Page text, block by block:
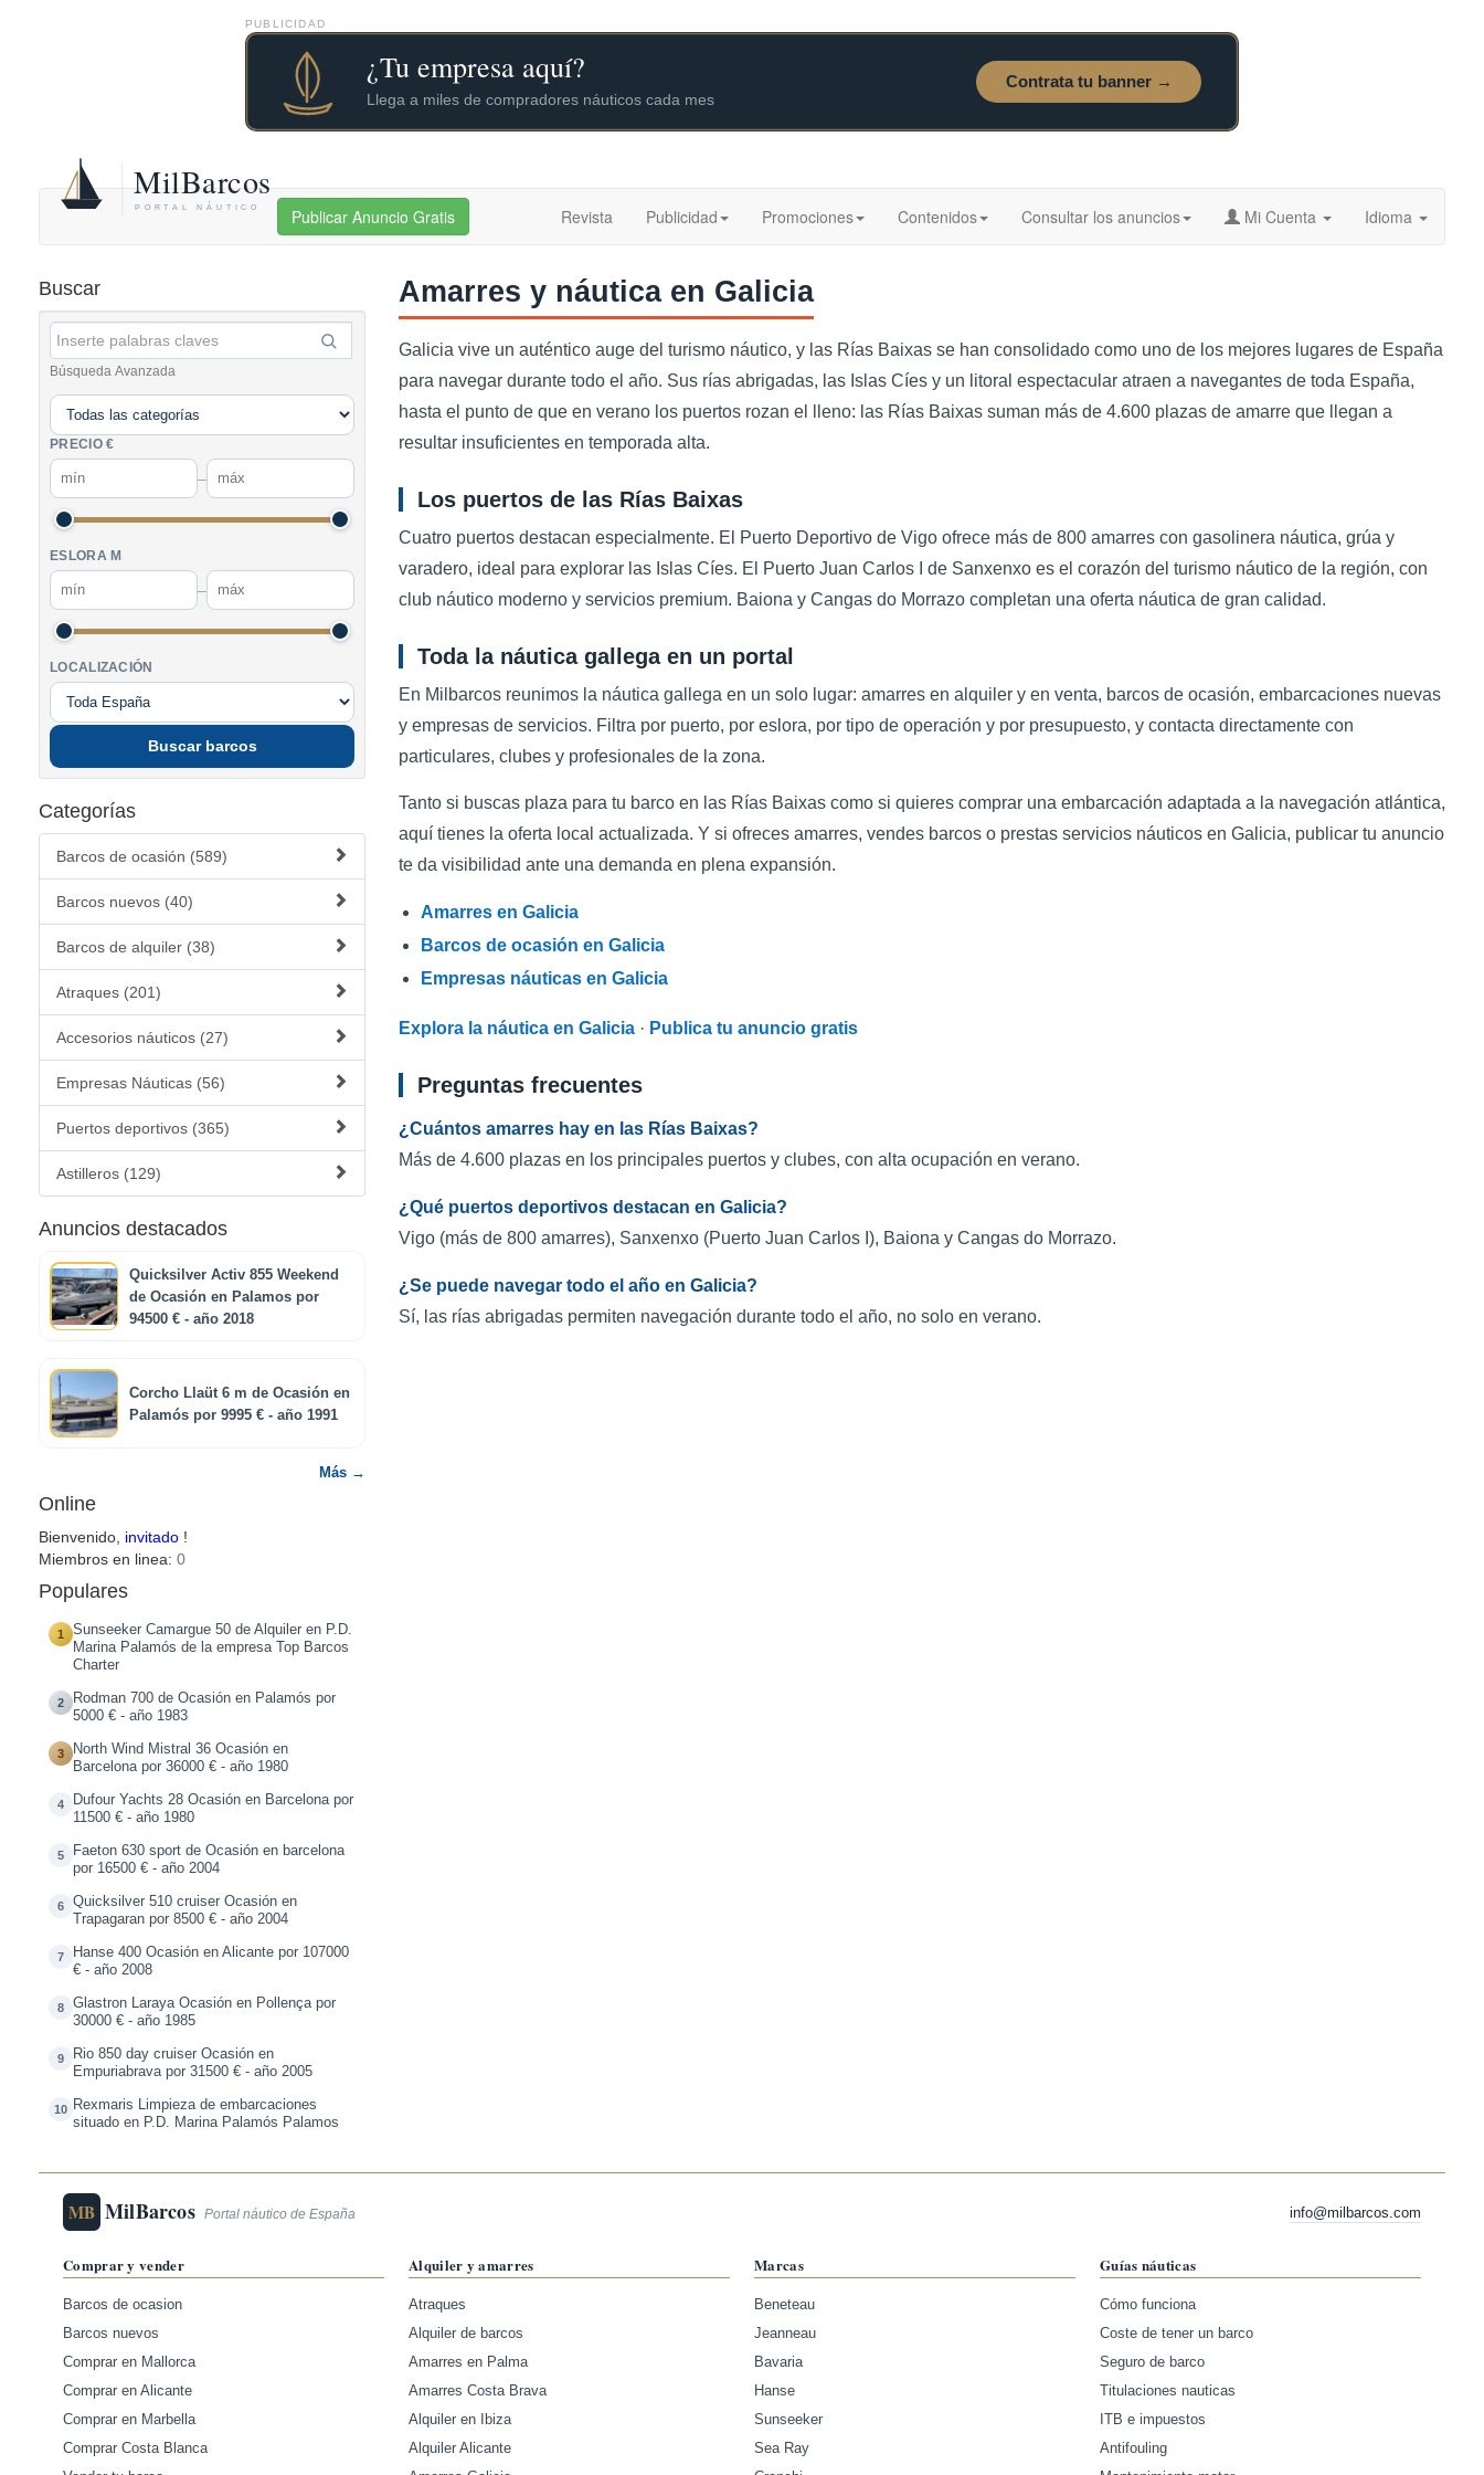
PUBLICIDAD
Publicar Anuncio Gratis Revista Publicidad Promociones Contenidos Consultar los anuncios Mi Cuenta Idioma
Buscar
Búsqueda Avanzada
PRECIO €
–
ESLORA M
–
LOCALIZACIÓN
Buscar barcos
Categorías
Barcos de ocasión (589)
Barcos nuevos (40)
Barcos de alquiler (38)
Atraques (201)
Accesorios náuticos (27)
Empresas Náuticas (56)
Puertos deportivos (365)
Astilleros (129)
Anuncios destacados
Quicksilver Activ 855 Weekend
de Ocasión en Palamos por
94500 € - año 2018
Corcho Llaüt 6 m de Ocasión en
Palamós por 9995 € - año 1991
Más →
Online
Bienvenido, invitado !
Miembros en linea: 0
Populares
1
Sunseeker Camargue 50 de Alquiler en P.D.
Marina Palamós de la empresa Top Barcos
Charter
2
Rodman 700 de Ocasión en Palamós por
5000 € - año 1983
3
North Wind Mistral 36 Ocasión en
Barcelona por 36000 € - año 1980
4
Dufour Yachts 28 Ocasión en Barcelona por
11500 € - año 1980
5
Faeton 630 sport de Ocasión en barcelona
por 16500 € - año 2004
6
Quicksilver 510 cruiser Ocasión en
Trapagaran por 8500 € - año 2004
7
Hanse 400 Ocasión en Alicante por 107000
€ - año 2008
8
Glastron Laraya Ocasión en Pollença por
30000 € - año 1985
9
Rio 850 day cruiser Ocasión en
Empuriabrava por 31500 € - año 2005
10 Rexmaris Limpieza de embarcaciones
situado en P.D. Marina Palamós Palamos
Amarres y náutica en Galicia
Galicia vive un auténtico auge del turismo náutico, y las Rías Baixas se han consolidado como uno de los mejores lugares de España
para navegar durante todo el año. Sus rías abrigadas, las Islas Cíes y un litoral espectacular atraen a navegantes de toda España,
hasta el punto de que en verano los puertos rozan el lleno: las Rías Baixas suman más de 4.600 plazas de amarre que llegan a
resultar insuficientes en temporada alta.
Los puertos de las Rías Baixas
Cuatro puertos destacan especialmente. El Puerto Deportivo de Vigo ofrece más de 800 amarres con gasolinera náutica, grúa y
varadero, ideal para explorar las Islas Cíes. El Puerto Juan Carlos I de Sanxenxo es el corazón del turismo náutico de la región, con
club náutico moderno y servicios premium. Baiona y Cangas do Morrazo completan una oferta náutica de gran calidad.
Toda la náutica gallega en un portal
En Milbarcos reunimos la náutica gallega en un solo lugar: amarres en alquiler y en venta, barcos de ocasión, embarcaciones nuevas
y empresas de servicios. Filtra por puerto, por eslora, por tipo de operación y por presupuesto, y contacta directamente con
particulares, clubes y profesionales de la zona.
Tanto si buscas plaza para tu barco en las Rías Baixas como si quieres comprar una embarcación adaptada a la navegación atlántica,
aquí tienes la oferta local actualizada. Y si ofreces amarres, vendes barcos o prestas servicios náuticos en Galicia, publicar tu anuncio
te da visibilidad ante una demanda en plena expansión.
Amarres en Galicia
Barcos de ocasión en Galicia
Empresas náuticas en Galicia
Explora la náutica en Galicia · Publica tu anuncio gratis
Preguntas frecuentes
¿Cuántos amarres hay en las Rías Baixas?
Más de 4.600 plazas en los principales puertos y clubes, con alta ocupación en verano.
¿Qué puertos deportivos destacan en Galicia?
Vigo (más de 800 amarres), Sanxenxo (Puerto Juan Carlos I), Baiona y Cangas do Morrazo.
¿Se puede navegar todo el año en Galicia?
Sí, las rías abrigadas permiten navegación durante todo el año, no solo en verano.
MB MilBarcos Portal náutico de España info@milbarcos.com
Comprar y vender
Barcos de ocasion
Barcos nuevos
Comprar en Mallorca
Comprar en Alicante
Comprar en Marbella
Comprar Costa Blanca
Alquiler y amarres
Atraques
Alquiler de barcos
Amarres en Palma
Amarres Costa Brava
Alquiler en Ibiza
Alquiler Alicante
Marcas
Beneteau
Jeanneau
Bavaria
Hanse
Sunseeker
Sea Ray
Guías náuticas
Cómo funciona
Coste de tener un barco
Seguro de barco
Titulaciones nauticas
ITB e impuestos
Antifouling